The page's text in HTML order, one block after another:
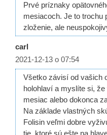
Prvé príznaky
mesiacoch. Je to trochu
zloženie, ale
carl
2021-12-13 o 07:54
Všetko závisí od vašich
holohlaví a myslíte si,
mesiac alebo dokonca
Na základe vlastných
Folisin veľmi dobre
tie, ktoré sú ešte na